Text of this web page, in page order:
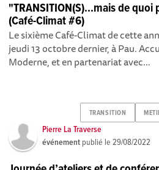
"TRANSITION(S)...mais de quoi
(Café-Climat #6)
Le sixième Café-Climat de cette
jeudi 13 octobre dernier, à Pau.
Moderne, et en partenariat avec...
TRANSITION
Pierre La Traverse
événement publié le29/08/2022